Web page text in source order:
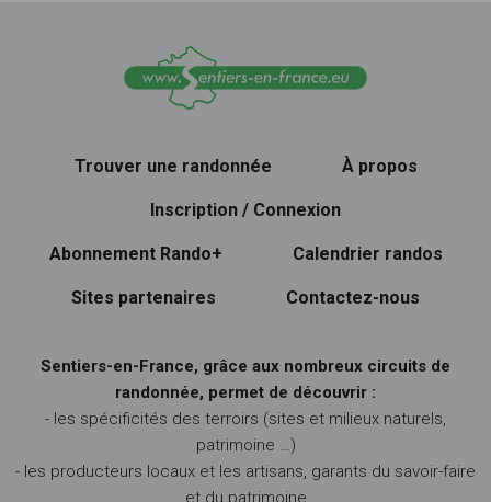
Trouver une randonnée À propos
Inscription / Connexion
Abonnement Rando+ Calendrier randos
Sites partenaires Contactez-nous
Sentiers-en-France, grâce aux nombreux circuits de
randonnée, permet de découvrir :
- les spécificités des terroirs (sites et milieux naturels,
patrimoine …)
- les producteurs locaux et les artisans, garants du savoir-faire
et du patrimoine